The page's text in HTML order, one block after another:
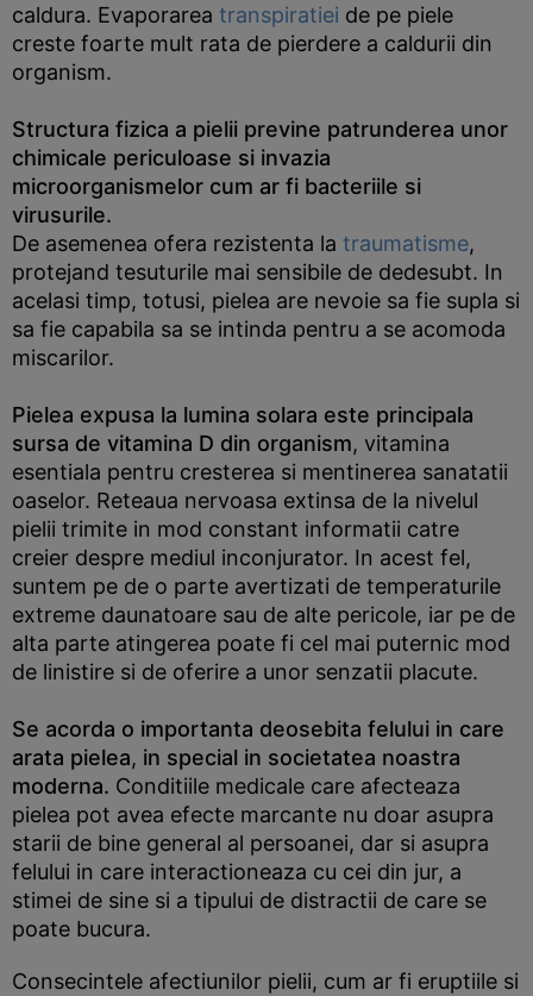
caldura. Evaporarea transpiratiei de pe piele
creste foarte mult rata de pierdere a caldurii din
organism.
Structura fizica a pielii previne patrunderea unor
chimicale periculoase si invazia
microorganismelor cum ar fi bacteriile si
virusurile.
De asemenea ofera rezistenta la traumatisme,
protejand tesuturile mai sensibile de dedesubt. In
acelasi timp, totusi, pielea are nevoie sa fie supla si
sa fie capabila sa se intinda pentru a se acomoda
miscarilor.
Pielea expusa la lumina solara este principala
sursa de vitamina D din organism, vitamina
esentiala pentru cresterea si mentinerea sanatatii
oaselor. Reteaua nervoasa extinsa de la nivelul
pielii trimite in mod constant informatii catre
creier despre mediul inconjurator. In acest fel,
suntem pe de o parte avertizati de temperaturile
extreme daunatoare sau de alte pericole, iar pe de
alta parte atingerea poate fi cel mai puternic mod
de linistire si de oferire a unor senzatii placute.
Se acorda o importanta deosebita felului in care
arata pielea, in special in societatea noastra
moderna. Conditiile medicale care afecteaza
pielea pot avea efecte marcante nu doar asupra
starii de bine general al persoanei, dar si asupra
felului in care interactioneaza cu cei din jur, a
stimei de sine si a tipului de distractii de care se
poate bucura.
Consecintele afectiunilor pielii, cum ar fi eruptiile si